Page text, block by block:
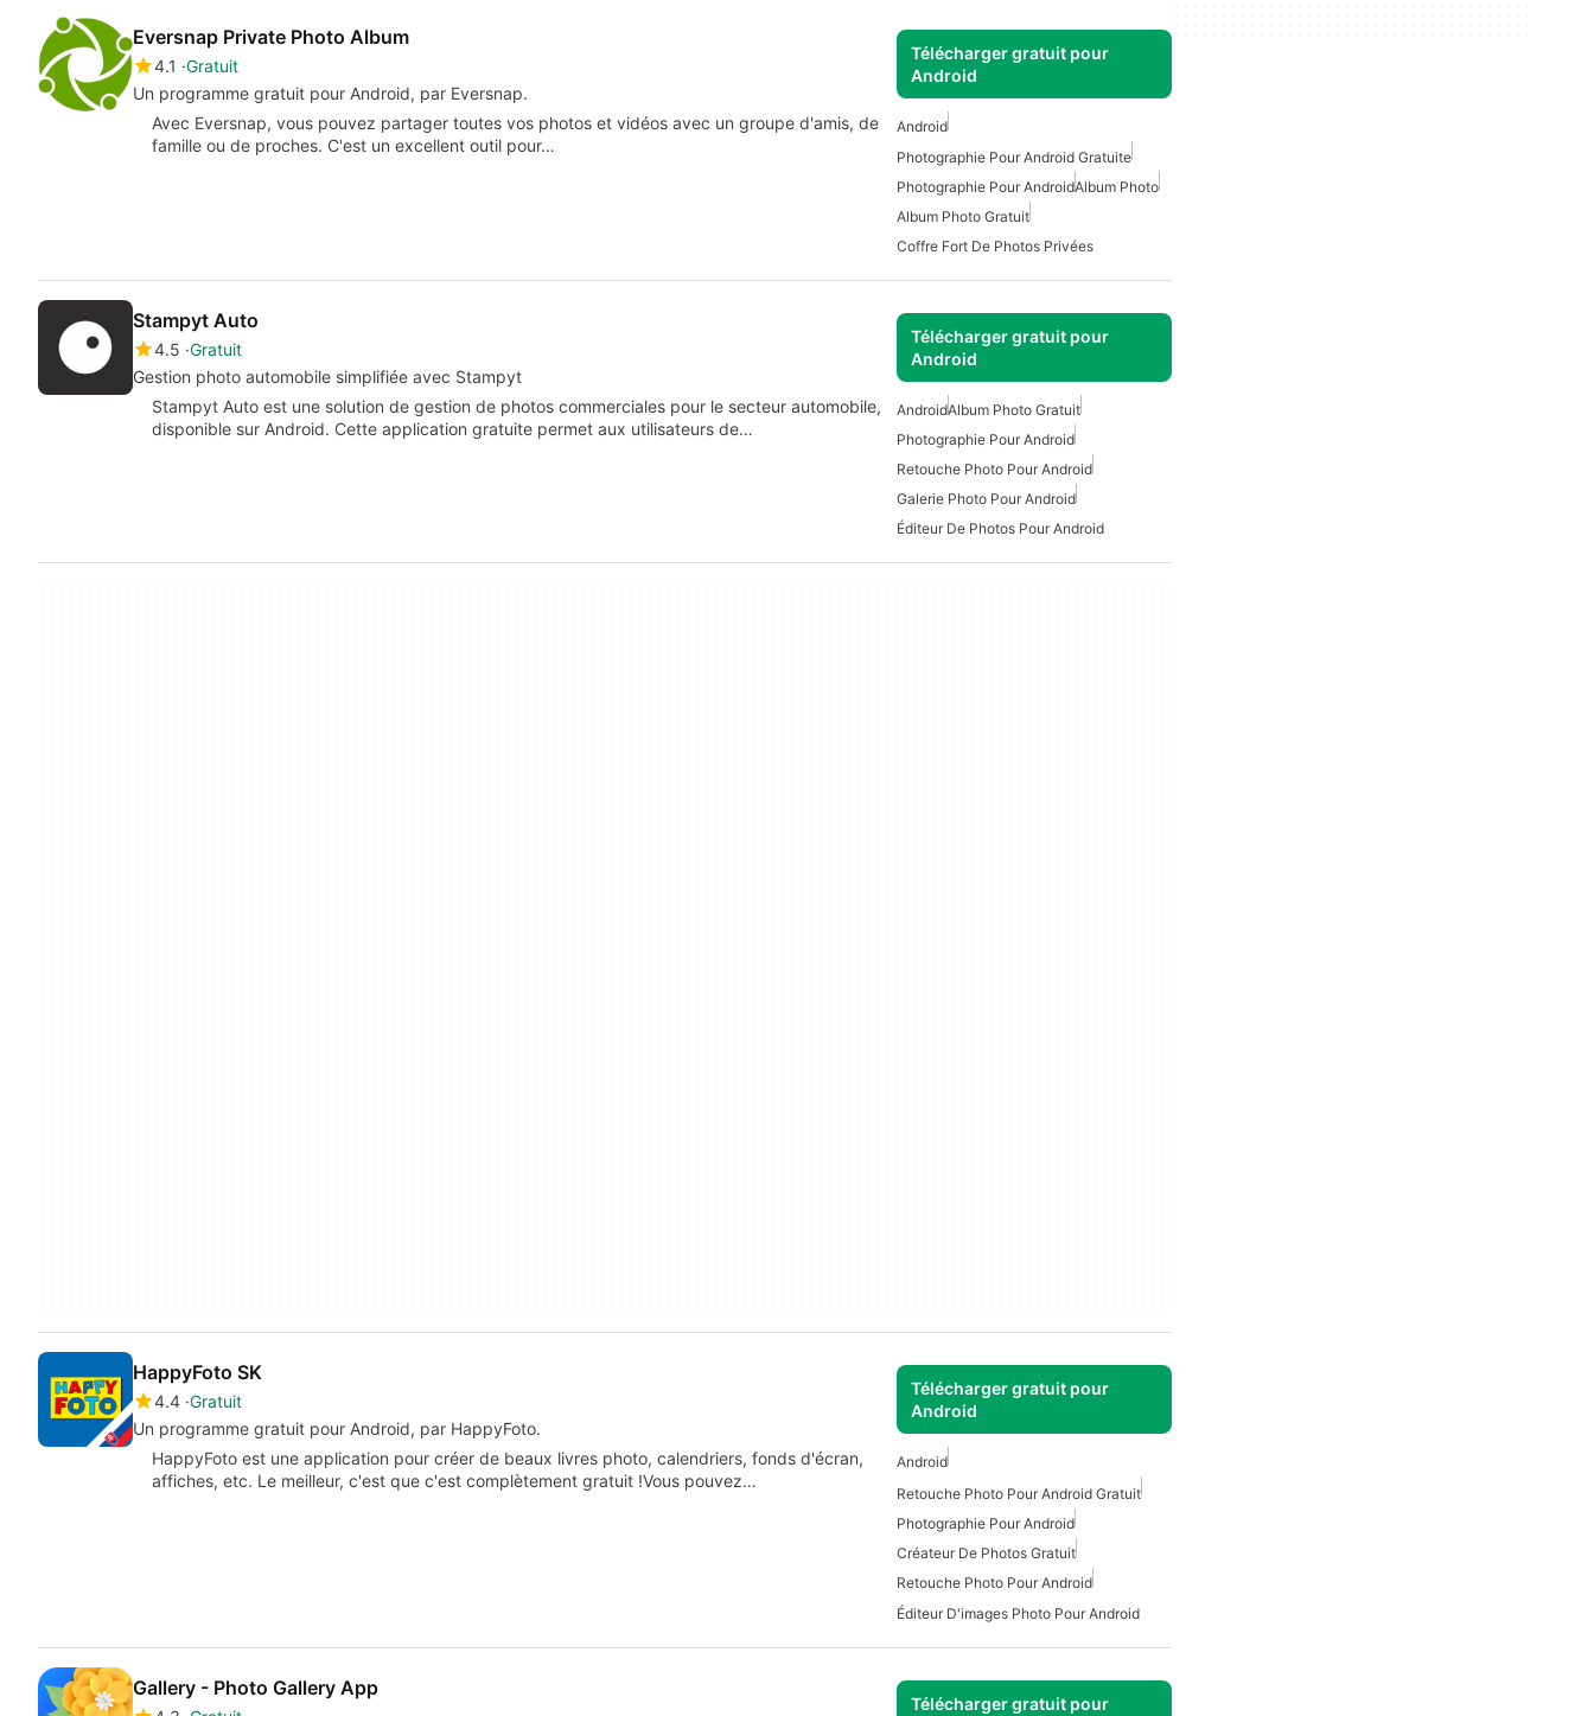
Eversnap Private Photo Album
4.1 Gratuit
Un programme gratuit pour Android, par Eversnap.
Télécharger gratuit pour
Android
Avec Eversnap, vous pouvez partager toutes vos photos et vidéos avec un groupe d'amis, de
famille ou de proches. C'est un excellent outil pour…
Android
Photographie Pour Android Gratuite
Photographie Pour AndroidAlbum Photo
Album Photo Gratuit
Coffre Fort De Photos Privées
Stampyt Auto
4.5 Gratuit
Gestion photo automobile simplifiée avec Stampyt
Télécharger gratuit pour
Android
Stampyt Auto est une solution de gestion de photos commerciales pour le secteur automobile,
disponible sur Android. Cette application gratuite permet aux utilisateurs de…
AndroidAlbum Photo Gratuit
Photographie Pour Android
Retouche Photo Pour Android
Galerie Photo Pour Android
Éditeur De Photos Pour Android
HappyFoto SK
4.4 Gratuit
Un programme gratuit pour Android, par HappyFoto.
Télécharger gratuit pour
Android
HappyFoto est une application pour créer de beaux livres photo, calendriers, fonds d'écran,
affiches, etc. Le meilleur, c'est que c'est complètement gratuit !Vous pouvez…
Android
Retouche Photo Pour Android Gratuit
Photographie Pour Android
Créateur De Photos Gratuit
Retouche Photo Pour Android
Éditeur D'images Photo Pour Android
Gallery - Photo Gallery App
Télécharger gratuit pour